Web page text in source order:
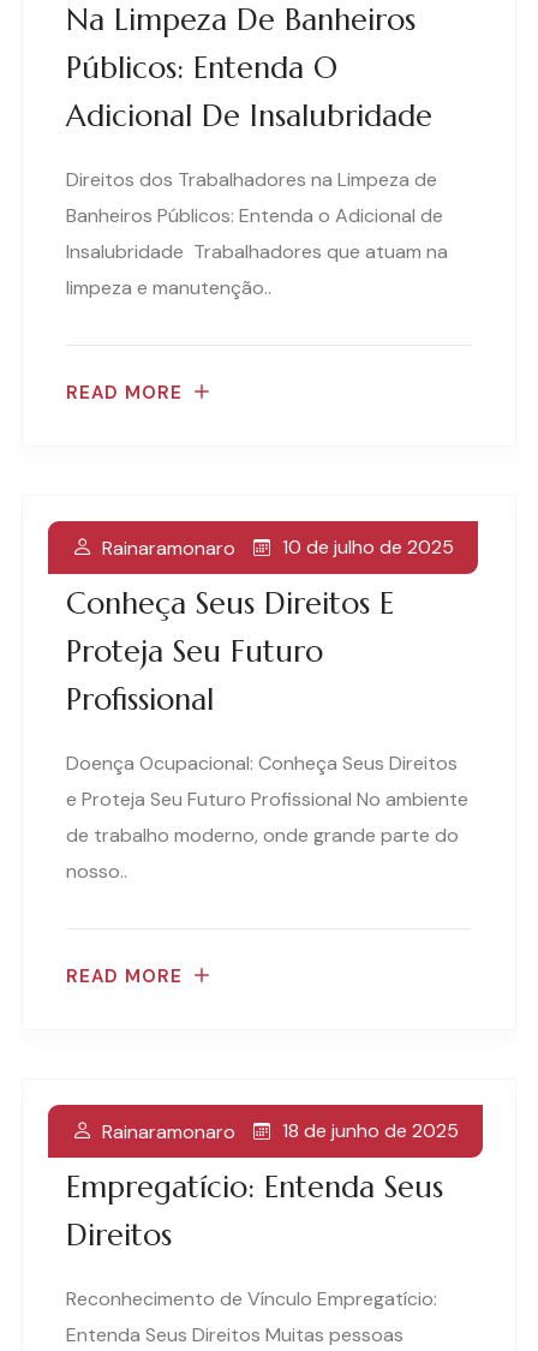
Na Limpeza De Banheiros
Públicos: Entenda O
Adicional De Insalubridade
Direitos dos Trabalhadores na Limpeza de
Banheiros Públicos: Entenda o Adicional de
Insalubridade Trabalhadores que atuam na
limpeza e manutenção..
READ MORE
Doença Ocupacional:
Conheça Seus Direitos E
Proteja Seu Futuro
Profissional
Rainaramonaro 10 de julho de 2025
Doença Ocupacional: Conheça Seus Direitos
e Proteja Seu Futuro Profissional No ambiente
de trabalho moderno, onde grande parte do
nosso..
READ MORE
Reconhecimento De Vínculo
Empregatício: Entenda Seus
Direitos
Rainaramonaro 18 de junho de 2025
Reconhecimento de Vínculo Empregatício:
Entenda Seus Direitos Muitas pessoas